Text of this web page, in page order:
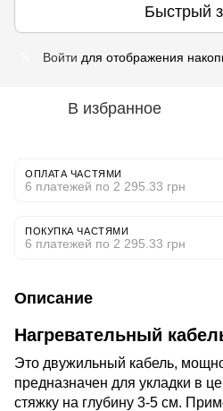
Быстрый
Войти для отображения
В избранное
ОПЛАТА ЧАСТЯМИ
6 платежей по 2 295.33 грн
ПОКУПКА ЧАСТЯМИ
6 платежей по 2 295.33 грн
Описание
Нагревательный
Это двужильный кабель,
предназначен для укладки в
стяжку на глубину 3-5 см.